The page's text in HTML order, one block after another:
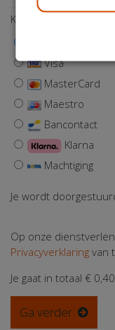
Kies een
iDEAL |
Visa
MasterCard
Maestro
Bancontact
Klarna
Machtiging
Je wordt
Op onze
Privacyverklaring van
Je gaat in totaal € 0,40
Ga verder